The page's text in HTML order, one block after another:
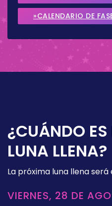
»CALENDARIO DE
¿CUÁNDO
LUNA LLENA?
La próxima luna llena será
VIERNES, 28 DE